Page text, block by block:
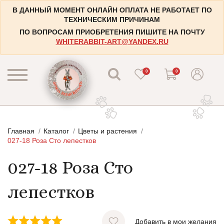
В ДАННЫЙ МОМЕНТ ОНЛАЙН ОПЛАТА НЕ РАБОТАЕТ ПО
ТЕХНИЧЕСКИМ ПРИЧИНАМ
ПО ВОПРОСАМ ПРИОБРЕТЕНИЯ ПИШИТЕ НА ПОЧТУ
WHITERABBIT-ART@YANDEX.RU
0 0
Пейзажи
Цветы и растения
Натюрморты
КОНТАКТЫ
НОВОСТИ
БЛОГ
Главная Каталог
Цветы и растения
027-18 Роза Сто лепестков
027-18 Роза Сто
лепестков
Добавить в мои желания